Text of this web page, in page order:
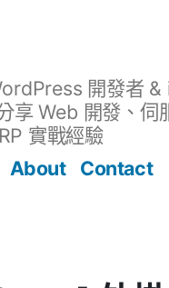
開發者
享 Web 開發、伺
實戰經驗
About Contact